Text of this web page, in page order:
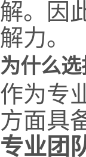
解。因
解力。
为什么选
作为专
方面具
专业团